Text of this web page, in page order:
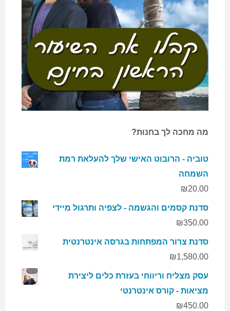
מה מחכה לך בחנות?
טוביה - הרובוט האישי שלך להעלאת רמת
השמחה
₪20.00
סדנת קסמים והגשמה - לצפיה ותרגול מיידי
₪350.00
סדנת צרור המפתחות בגרסה אינטרנטית
₪1,580.00
עסק מצליח וריווחי בעזרת כלים ליצירת
מציאות - קורס אינטרנטי
₪450.00